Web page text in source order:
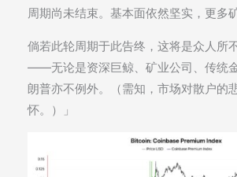
周期尚未结束。基本面依然坚实，更多
倘若此轮周期于此告终，这将是众人所
——无论是资深巨鲸、矿业公司、传统
朗普亦不例外。（需知，市场对散户的
怀。）」